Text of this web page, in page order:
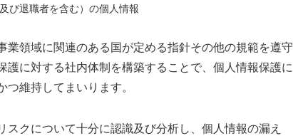
び退職者を含む）の個人情報
業領域に関連のある国が定める指針その他の規範を遵守
護に対する社内体制を構築することで、個人情報保護に
つ維持してまいります。
スクについて十分に認識及び分析し、個人情報の漏え